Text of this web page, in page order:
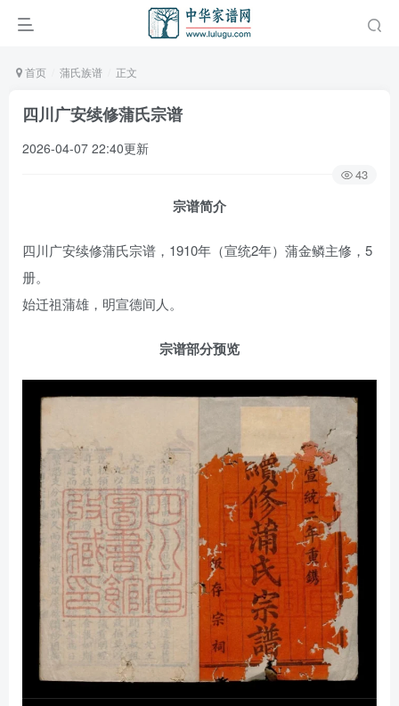
首页 蒲氏族谱 正文
四川广安续修蒲氏宗谱
2026-04-07 22:40更新
43
宗谱简介
四川广安续修蒲氏宗谱，1910年（宣统2年）蒲金鳞主修，5
册。
始迁祖蒲雄，明宣德间人。
宗谱部分预览